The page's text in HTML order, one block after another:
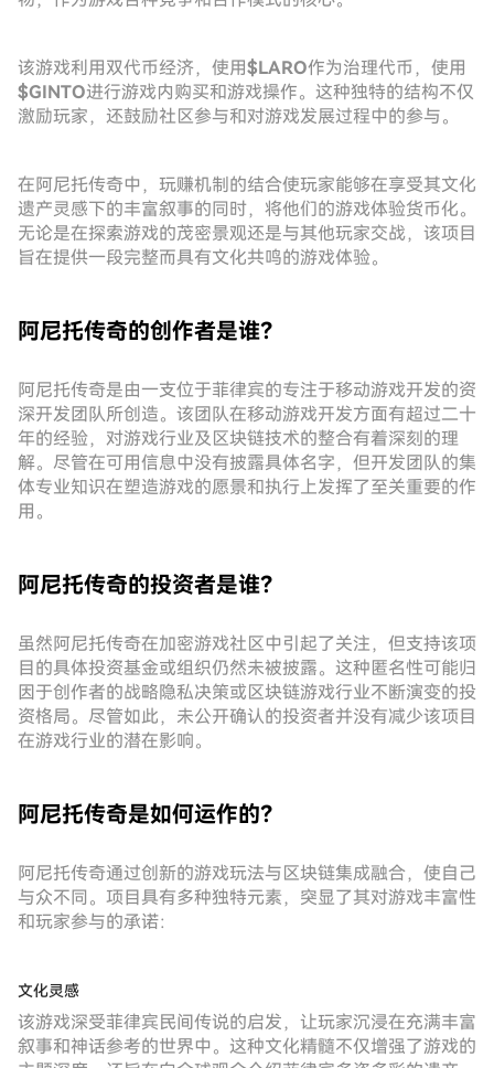
该游戏利用双代币经济，使用$LARO作为治理代币，使用
$GINTO进行游戏内购买和游戏操作。这种独特的结构不仅
激励玩家，还鼓励社区参与和对游戏发展过程中的参与。
在阿尼托传奇中，玩赚机制的结合使玩家能够在享受其文化
遗产灵感下的丰富叙事的同时，将他们的游戏体验货币化。
无论是在探索游戏的茂密景观还是与其他玩家交战，该项目
旨在提供一段完整而具有文化共鸣的游戏体验。
阿尼托传奇的创作者是谁？
阿尼托传奇是由一支位于菲律宾的专注于移动游戏开发的资
深开发团队所创造。该团队在移动游戏开发方面有超过二十
年的经验，对游戏行业及区块链技术的整合有着深刻的理
解。尽管在可用信息中没有披露具体名字，但开发团队的集
体专业知识在塑造游戏的愿景和执行上发挥了至关重要的作
用。
阿尼托传奇的投资者是谁？
虽然阿尼托传奇在加密游戏社区中引起了关注，但支持该项
目的具体投资基金或组织仍然未被披露。这种匿名性可能归
因于创作者的战略隐私决策或区块链游戏行业不断演变的投
资格局。尽管如此，未公开确认的投资者并没有减少该项目
在游戏行业的潜在影响。
阿尼托传奇是如何运作的？
阿尼托传奇通过创新的游戏玩法与区块链集成融合，使自己
与众不同。项目具有多种独特元素，突显了其对游戏丰富性
和玩家参与的承诺：
文化灵感
该游戏深受菲律宾民间传说的启发，让玩家沉浸在充满丰富
叙事和神话参考的世界中。这种文化精髓不仅增强了游戏的